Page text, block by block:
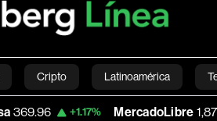
Cripto Latinoamérica
Estilo de vida Mundo Videos
+1.17% MercadoLibre 1,875.43 -